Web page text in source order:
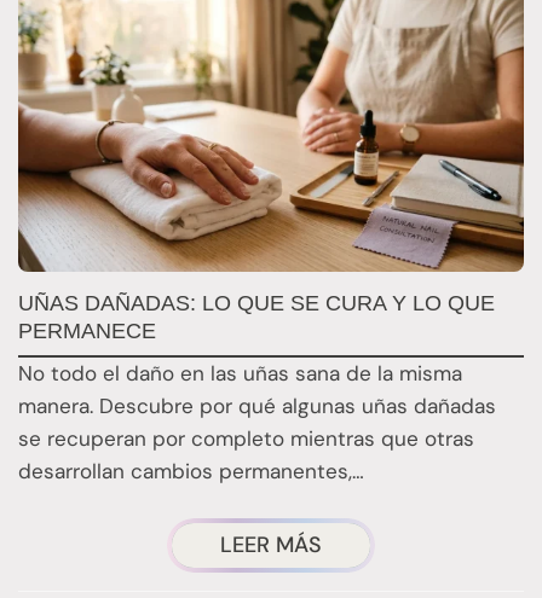
UÑAS DAÑADAS: LO QUE SE CURA Y LO QUE
PERMANECE
No todo el daño en las uñas sana de la misma
manera. Descubre por qué algunas uñas dañadas
se recuperan por completo mientras que otras
desarrollan cambios permanentes,…
LEER MÁS SOBRE
LAS